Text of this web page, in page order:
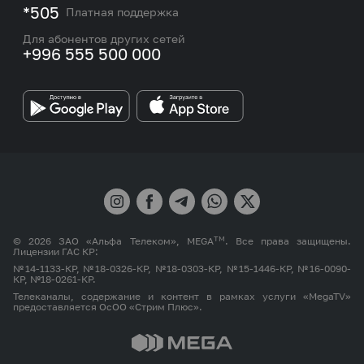
Подбор номера
Контакты сотрудников отдела по работе с
корпоративными и VIP клиентами
Работа в MEGA
Бренд MEGA
*505 Платная поддержка
Для абонентов других сетей
+996 555 500 000
© 2026 ЗАО «Альфа Телеком», MEGATM. Все права защищены.
Лицензии ГАС КР:
№14-1133-КР, №18-0326-КР, №18-0303-КР, №15-1446-КР, №16-0090-
КР, №18-0261-КР.
Телеканалы, содержание и контент в рамках услуги «MegaTV»
предоставляется ОсОО «Стрим Плюс».